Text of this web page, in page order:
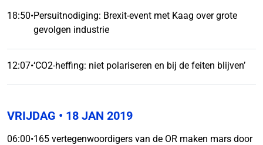
18:50•Persuitnodiging: Brexit-event met Kaag over grote
gevolgen industrie
12:07•‘CO2-heffing: niet polariseren en bij de feiten blijven’
VRIJDAG • 18 JAN 2019
06:00•165 vertegenwoordigers van de OR maken mars door